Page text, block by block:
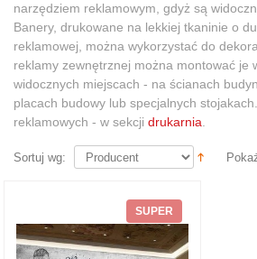
narzędziem reklamowym, gdyż są
Banery, drukowane na lekkiej tkaninie o
reklamowej, można wykorzystać do
reklamy zewnętrznej można montować je
widocznych miejscach - na ścianach
placach budowy lub specjalnych
reklamowych - w sekcji drukarnia
Sortuj wg:
SUPER